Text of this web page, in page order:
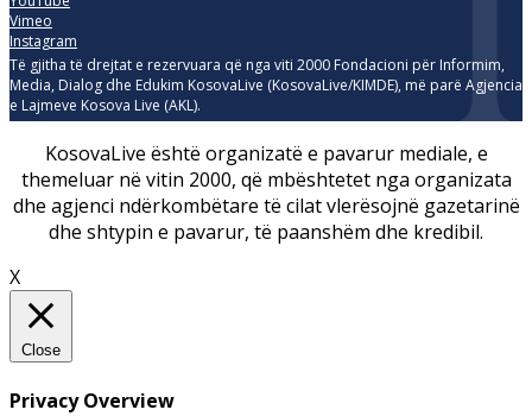
Vimeo
Instagram
Të gjitha të drejtat e rezervuara që nga viti 2000 Fondacioni për Informim,
Media, Dialog dhe Edukim KosovaLive (KosovaLive/KIMDE), më parë Agjencia
e Lajmeve Kosova Live (AKL).
KosovaLive është organizatë e pavarur mediale, e
themeluar në vitin 2000, që mbështetet nga organizata
dhe agjenci ndërkombëtare të cilat vlerësojnë gazetarinë
dhe shtypin e pavarur, të paanshëm dhe kredibil.
X
Close
Privacy Overview